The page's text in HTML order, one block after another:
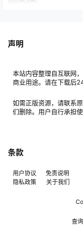
声明
本站内容整理自互联网
商业用途。请在下载后
如需正版资源，请联系
们删除。用户自行承担
条款
用户协议
免责说明
隐私政策
关于我们
查